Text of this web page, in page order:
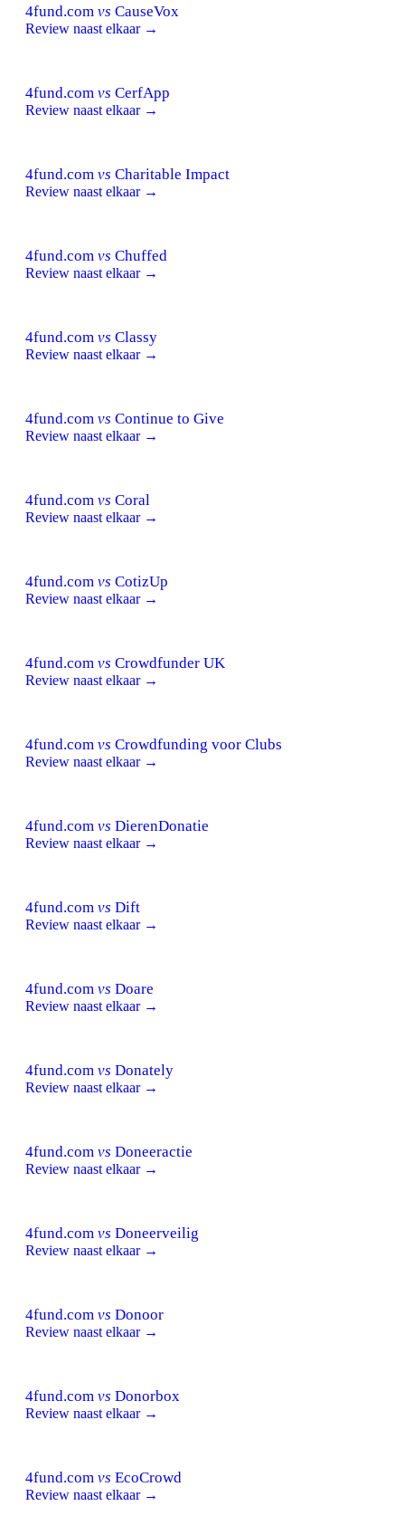
4fund.com vs CauseVox
Review naast elkaar →
4fund.com vs CerfApp
Review naast elkaar →
4fund.com vs Charitable Impact
Review naast elkaar →
4fund.com vs Chuffed
Review naast elkaar →
4fund.com vs Classy
Review naast elkaar →
4fund.com vs Continue to Give
Review naast elkaar →
4fund.com vs Coral
Review naast elkaar →
4fund.com vs CotizUp
Review naast elkaar →
4fund.com vs Crowdfunder UK
Review naast elkaar →
4fund.com vs Crowdfunding voor Clubs
Review naast elkaar →
4fund.com vs DierenDonatie
Review naast elkaar →
4fund.com vs Dift
Review naast elkaar →
4fund.com vs Doare
Review naast elkaar →
4fund.com vs Donately
Review naast elkaar →
4fund.com vs Doneeractie
Review naast elkaar →
4fund.com vs Doneerveilig
Review naast elkaar →
4fund.com vs Donoor
Review naast elkaar →
4fund.com vs Donorbox
Review naast elkaar →
4fund.com vs EcoCrowd
Review naast elkaar →